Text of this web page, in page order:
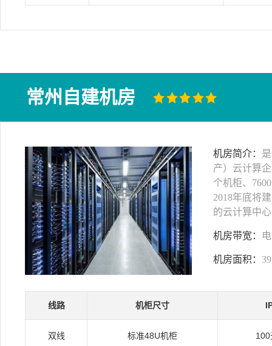
常州自建机房
机房简介：
产）云计算
个机柜、
2018年底将
的云计算中
机房带宽：
机房面积：
线路 机柜尺寸
双线 标准48U机柜 100